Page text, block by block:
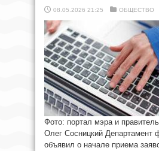
08.05.2026 21:25 ОБЩЕСТВО
Фото: портал мэра и
Олег Сосницкий Департамент
объявил о начале приема